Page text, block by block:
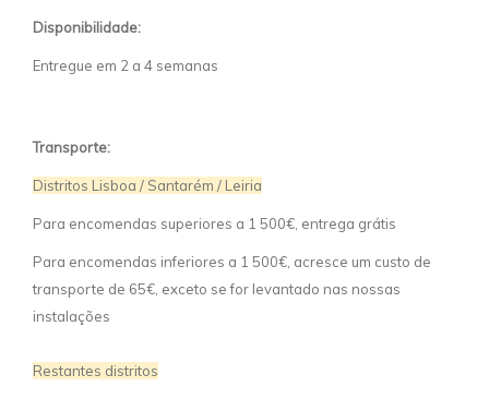
Disponibilidade:
Entregue em 2 a 4 semanas
Transporte:
Distritos Lisboa / Santarém / Leiria
Para encomendas superiores a 1 500€, entrega grátis
Para encomendas inferiores a 1 500€, acresce um custo de
transporte de 65€, exceto se for levantado nas nossas
instalações
Restantes distritos